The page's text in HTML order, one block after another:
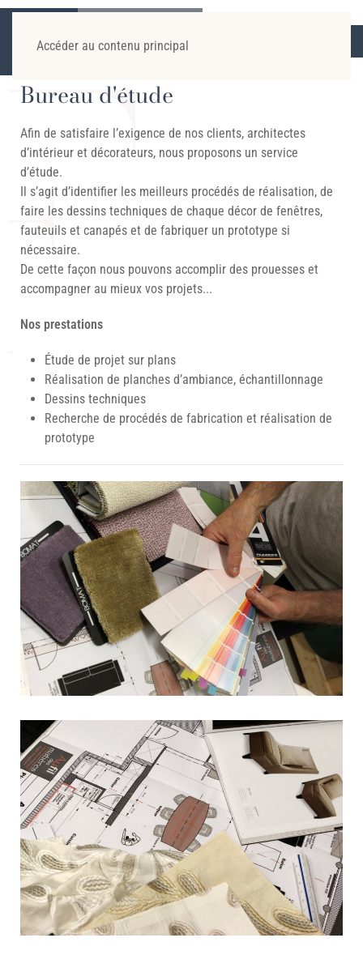
Accéder au contenu principal
ACCUEIL GÉNÉRALITÉS
Bureau d'étude
Afin de satisfaire l’exigence de nos clients, architectes
d’intérieur et décorateurs, nous proposons un service
d’étude.
Il s’agit d’identifier les meilleurs procédés de réalisation, de
faire les dessins techniques de chaque décor de fenêtres,
fauteuils et canapés et de fabriquer un prototype si
nécessaire.
De cette façon nous pouvons accomplir des prouesses et
accompagner au mieux vos projets...
Nos prestations
Étude de projet sur plans
Réalisation de planches d’ambiance, échantillonnage
Dessins techniques
Recherche de procédés de fabrication et réalisation de
prototype